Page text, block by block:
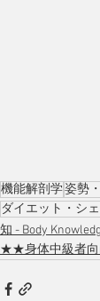
機能解剖学姿勢
ダイエット・シ
知 - Body
★​★身体中級者向